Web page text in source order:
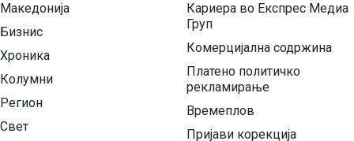
Македонија
Бизнис
Хроника
Колумни
Регион
Свет
Кариера во Експрес Медиа
Груп
Комерцијална содржина
Платено политичко
рекламирање
Времеплов
Пријави корекција